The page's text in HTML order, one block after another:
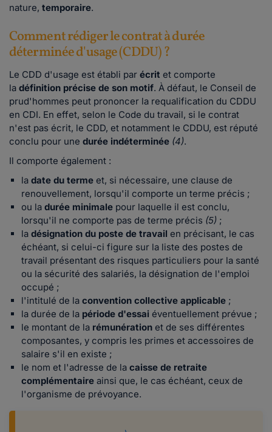
nature, temporaire.
Comment rédiger le contrat à durée
déterminée d'usage (CDDU) ?
Le CDD d'usage est établi par écrit et comporte
la définition précise de son motif. À défaut, le Conseil de
prud'hommes peut prononcer la requalification du CDDU
en CDI. En effet, selon le Code du travail, si le contrat
n'est pas écrit, le CDD, et notamment le CDDU, est réputé
conclu pour une durée indéterminée (4).
Il comporte également :
la date du terme et, si nécessaire, une clause de
renouvellement, lorsqu'il comporte un terme précis ;
ou la durée minimale pour laquelle il est conclu,
lorsqu'il ne comporte pas de terme précis (5) ;
la désignation du poste de travail en précisant, le cas
échéant, si celui-ci figure sur la liste des postes de
travail présentant des risques particuliers pour la santé
ou la sécurité des salariés, la désignation de l'emploi
occupé ;
l'intitulé de la convention collective applicable ;
la durée de la période d'essai éventuellement prévue ;
le montant de la rémunération et de ses différentes
composantes, y compris les primes et accessoires de
salaire s'il en existe ;
le nom et l'adresse de la caisse de retraite
complémentaire ainsi que, le cas échéant, ceux de
l'organisme de prévoyance.